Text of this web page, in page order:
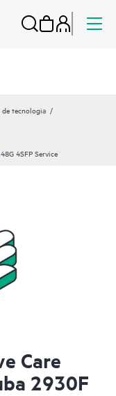
de tecnologia
4SFP Service
Care
2930F